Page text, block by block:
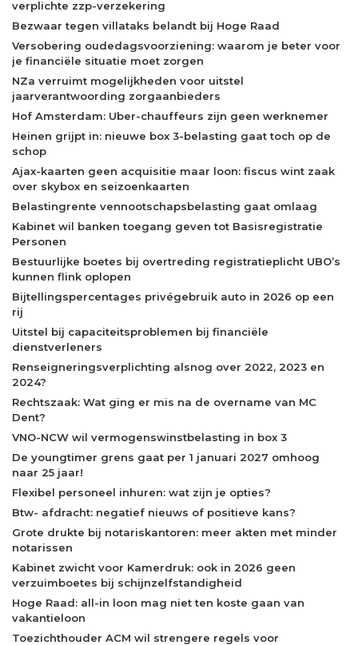
verplichte zzp-verzekering
Bezwaar tegen villataks belandt bij Hoge Raad
Versobering oudedagsvoorziening: waarom je beter voor
je financiële situatie moet zorgen
NZa verruimt mogelijkheden voor uitstel
jaarverantwoording zorgaanbieders
Hof Amsterdam: Uber-chauffeurs zijn geen werknemer
Heinen grijpt in: nieuwe box 3-belasting gaat toch op de
schop
Ajax-kaarten geen acquisitie maar loon: fiscus wint zaak
over skybox en seizoenkaarten
Belastingrente vennootschapsbelasting gaat omlaag
Kabinet wil banken toegang geven tot Basisregistratie
Personen
Bestuurlijke boetes bij overtreding registratieplicht UBO’s
kunnen flink oplopen
Bijtellingspercentages privégebruik auto in 2026 op een
rij
Uitstel bij capaciteitsproblemen bij financiële
dienstverleners
Renseigneringsverplichting alsnog over 2022, 2023 en
2024?
Rechtszaak: Wat ging er mis na de overname van MC
Dent?
VNO-NCW wil vermogenswinstbelasting in box 3
De youngtimer grens gaat per 1 januari 2027 omhoog
naar 25 jaar!
Flexibel personeel inhuren: wat zijn je opties?
Btw- afdracht: negatief nieuws of positieve kans?
Grote drukte bij notariskantoren: meer akten met minder
notarissen
Kabinet zwicht voor Kamerdruk: ook in 2026 geen
verzuimboetes bij schijnzelfstandigheid
Hoge Raad: all-in loon mag niet ten koste gaan van
vakantieloon
Toezichthouder ACM wil strengere regels voor